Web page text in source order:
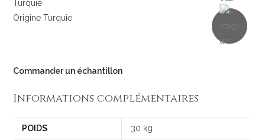
Origine Turquie
Commander un échantillon
Informations complémentaires
POIDS 30 kg